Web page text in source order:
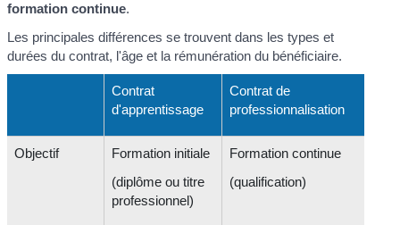
formation continue.
Les principales différences se trouvent dans les types et
durées du contrat, l'âge et la rémunération du bénéficiaire.
Contrat
d'apprentissage
Contrat de
professionnalisation
Objectif
Formation initiale
(diplôme ou titre
professionnel)
Formation continue
(qualification)